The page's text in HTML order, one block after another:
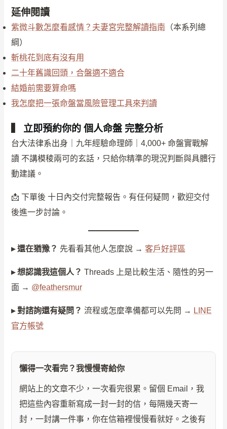
延伸閱讀
紫微斗數怎麼看感情？夫妻宮完整解讀指南 （本系列總
綱）
斬桃花到底有沒有用
二十年舊識回頭，合盤適不適合
結婚前需要算命嗎
我怎麼把一張命盤當風險管理工具來判讀
立即預約你的 個人命盤 完整分析
台大法律系出身｜九年經驗命理師｜4,000+ 命盤實戰解
讀 不講模稜兩可的玄話，只給你精準的現況判斷與具體行
動建議。
📩 下單後 十日內交付完整報告。有任何疑問，歡迎交付
後進一步討論。
▸ 還在猶豫？ 先看看其他人怎麼說 → 客戶好評區
▸ 想認識我這個人？ Threads 上是比較生活、隨性的另一
面 → @feathersmur
▸ 對諮詢還有疑問？ 流程或怎麼準備都可以先問 → LINE
官方帳號
懶得一次看完？我慢慢寄給你
網站上的文章不少，一次看完很累。留個 Email，我
把這些內容重新寫成一封一封的信，每隔幾天寄一
封，一封講一件事，你在信箱裡慢慢看就好。之後有